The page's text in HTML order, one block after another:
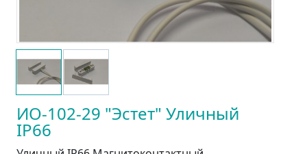
ИО-102-29 "Эстет" Уличный
IP66